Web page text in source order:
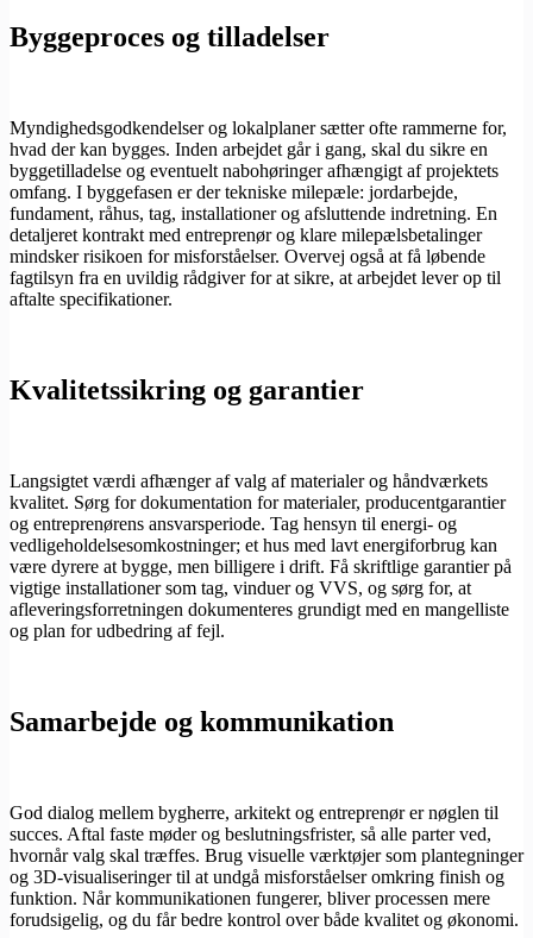
Byggeproces og tilladelser
Myndighedsgodkendelser og lokalplaner sætter ofte rammerne for,
hvad der kan bygges. Inden arbejdet går i gang, skal du sikre en
byggetilladelse og eventuelt nabohøringer afhængigt af projektets
omfang. I byggefasen er der tekniske milepæle: jordarbejde,
fundament, råhus, tag, installationer og afsluttende indretning. En
detaljeret kontrakt med entreprenør og klare milepælsbetalinger
mindsker risikoen for misforståelser. Overvej også at få løbende
fagtilsyn fra en uvildig rådgiver for at sikre, at arbejdet lever op til
aftalte specifikationer.
Kvalitetssikring og garantier
Langsigtet værdi afhænger af valg af materialer og håndværkets
kvalitet. Sørg for dokumentation for materialer, producentgarantier
og entreprenørens ansvarsperiode. Tag hensyn til energi- og
vedligeholdelsesomkostninger; et hus med lavt energiforbrug kan
være dyrere at bygge, men billigere i drift. Få skriftlige garantier på
vigtige installationer som tag, vinduer og VVS, og sørg for, at
afleveringsforretningen dokumenteres grundigt med en mangelliste
og plan for udbedring af fejl.
Samarbejde og kommunikation
God dialog mellem bygherre, arkitekt og entreprenør er nøglen til
succes. Aftal faste møder og beslutningsfrister, så alle parter ved,
hvornår valg skal træffes. Brug visuelle værktøjer som plantegninger
og 3D-visualiseringer til at undgå misforståelser omkring finish og
funktion. Når kommunikationen fungerer, bliver processen mere
forudsigelig, og du får bedre kontrol over både kvalitet og økonomi.